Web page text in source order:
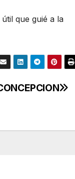
que guié a la